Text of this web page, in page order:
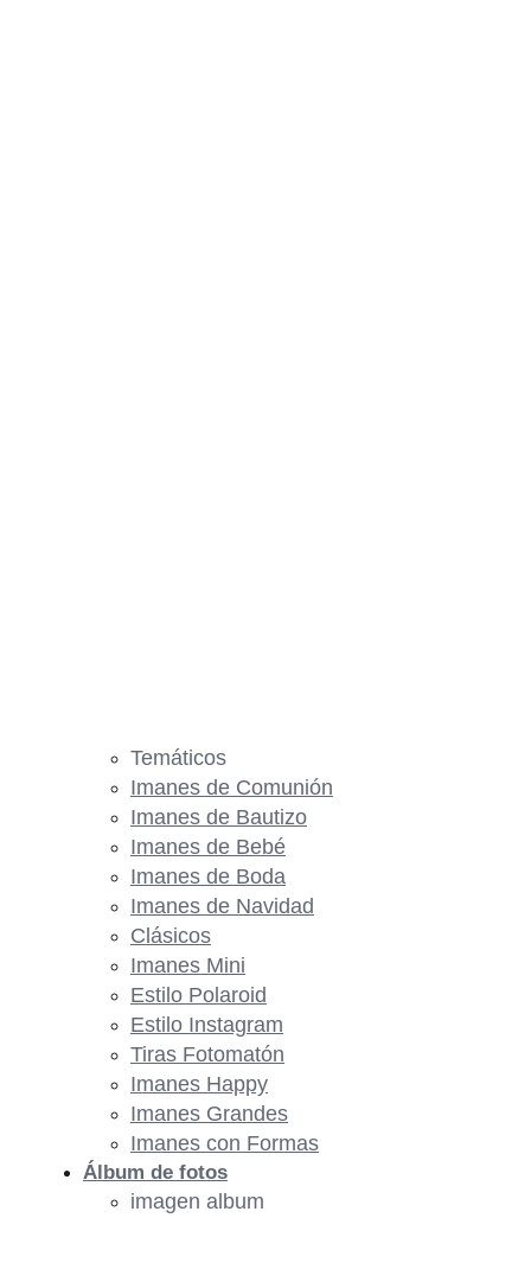
Temáticos
Imanes de Comunión
Imanes de Bautizo
Imanes de Bebé
Imanes de Boda
Imanes de Navidad
Clásicos
Imanes Mini
Estilo Polaroid
Estilo Instagram
Tiras Fotomatón
Imanes Happy
Imanes Grandes
Imanes con Formas
Álbum de fotos
imagen album